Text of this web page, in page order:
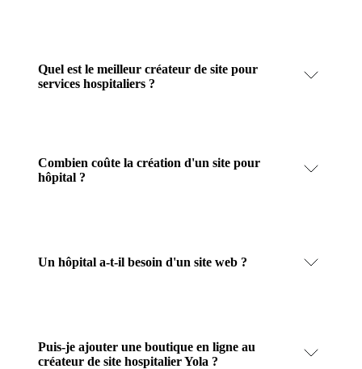
Quel est le meilleur créateur de site pour
services hospitaliers ?
Combien coûte la création d'un site pour
hôpital ?
Un hôpital a-t-il besoin d'un site web ?
Puis-je ajouter une boutique en ligne au
créateur de site hospitalier Yola ?